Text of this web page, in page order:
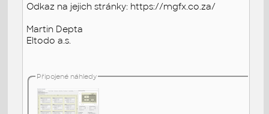
Odkaz na jejich stránky: https://mgfx.co.za/
Martin Depta
Eltodo a.s.
Připojené náhledy